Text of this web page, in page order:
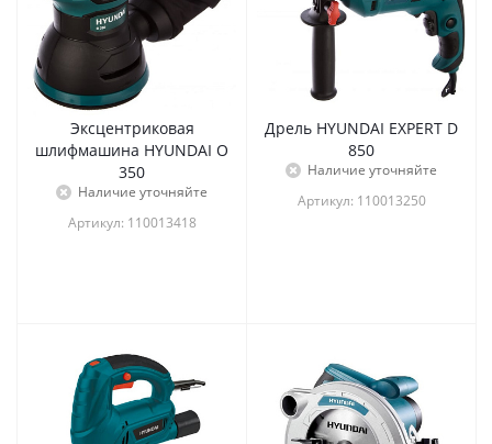
Эксцентриковая
шлифмашина HYUNDAI O
350
Наличие уточняйте
Артикул: 110013418
Дрель HYUNDAI EXPERT D
850
Наличие уточняйте
Артикул: 110013250